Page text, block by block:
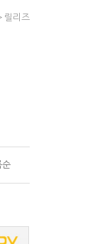
릴리즈
순